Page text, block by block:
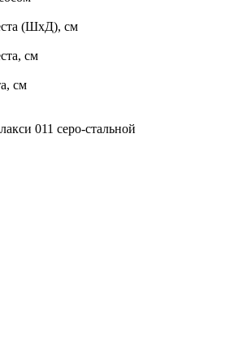
(ШхД), см
см
см
011 серо-стальной